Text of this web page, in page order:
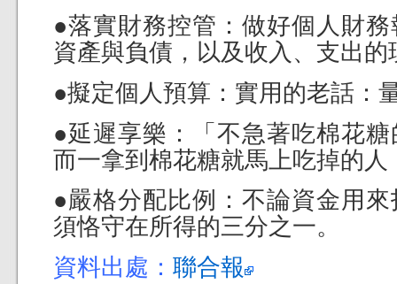
●落實財務控管：做好個人財
資產與負債，以及收入、支出的
●擬定個人預算：實用的老話：
●延遲享樂：「不急著吃棉花
而一拿到棉花糖就馬上吃掉的
●嚴格分配比例：不論資金用
須恪守在所得的三分之一。
資料出處： 聯合報